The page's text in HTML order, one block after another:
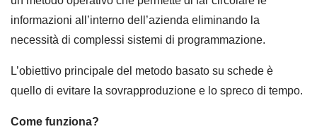
informazioni all’interno dell’azienda eliminando la
necessità di complessi sistemi di programmazione.
L’obiettivo principale del metodo basato su schede è
quello di evitare la sovrapproduzione e lo spreco di tempo.
Come funziona?